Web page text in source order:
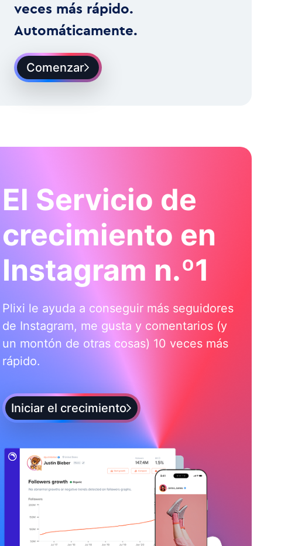
veces más rápido.
Automáticamente.
Comenzar
El Servicio de
crecimiento en
Instagram n.º1
Plixi le ayuda a conseguir más seguidores
de Instagram, me gusta y comentarios (y
un montón de otras cosas) 10 veces más
rápido.
Iniciar el crecimiento